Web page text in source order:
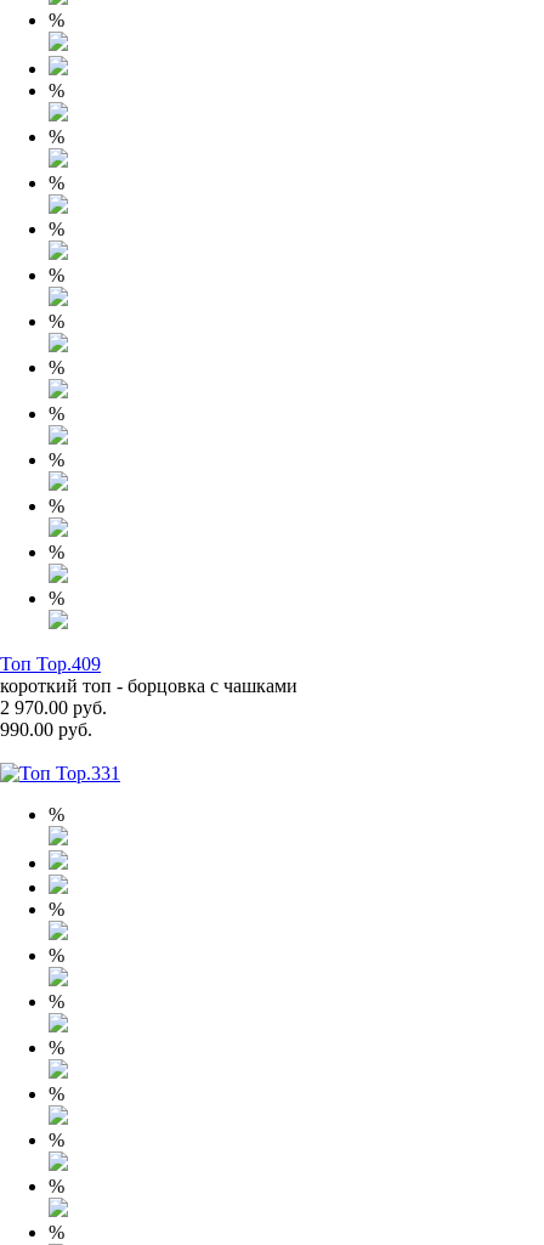
%
%
%
%
%
%
%
%
%
%
%
%
%
Топ Top.409
короткий топ - борцовка с чашками
2 970.00 руб.
990.00 руб.
%
%
%
%
%
%
%
%
%